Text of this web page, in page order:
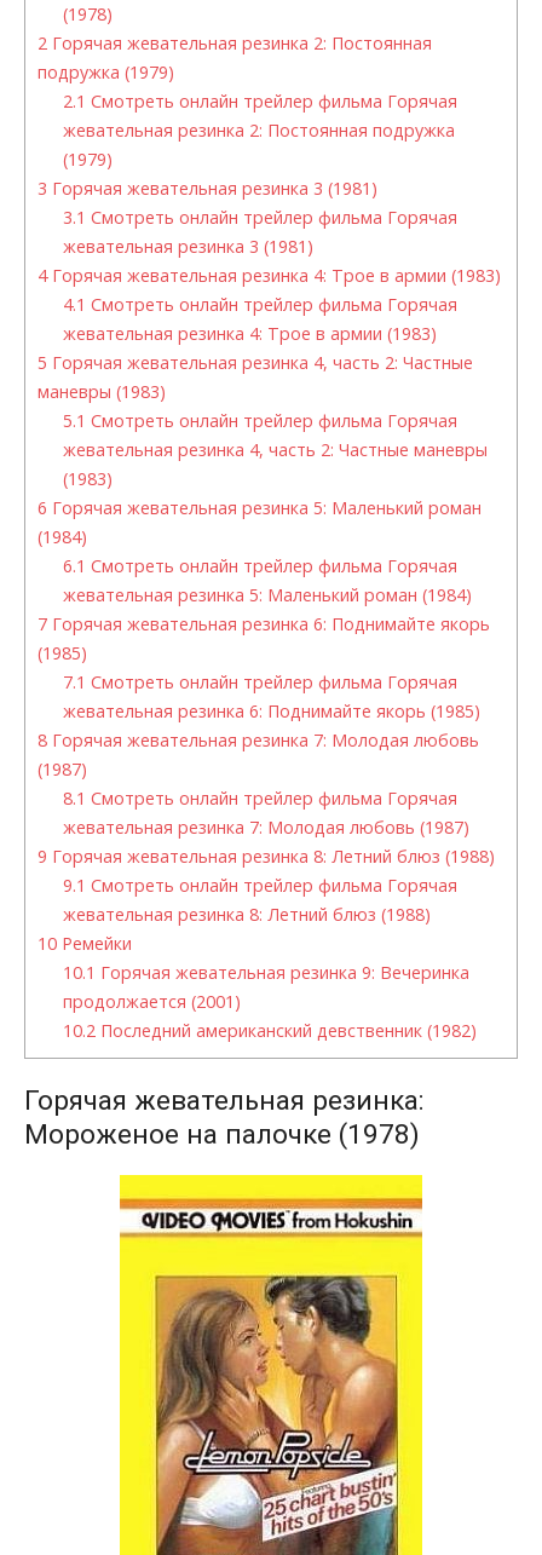
(1978)
2 Горячая жевательная резинка 2: Постоянная
подружка (1979)
2.1 Смотреть онлайн трейлер фильма Горячая
жевательная резинка 2: Постоянная подружка
(1979)
3 Горячая жевательная резинка 3 (1981)
3.1 Смотреть онлайн трейлер фильма Горячая
жевательная резинка 3 (1981)
4Горячая жевательная резинка 4: Трое в армии (1983)
4.1 Смотреть онлайн трейлер фильма Горячая
жевательная резинка 4: Трое в армии (1983)
5 Горячая жевательная резинка 4, часть 2: Частные
маневры (1983)
5.1 Смотреть онлайн трейлер фильма Горячая
жевательная резинка 4, часть 2: Частные маневры
(1983)
6 Горячая жевательная резинка 5: Маленький роман
(1984)
6.1 Смотреть онлайн трейлер фильма Горячая
жевательная резинка 5: Маленький роман (1984)
7 Горячая жевательная резинка 6: Поднимайте якорь
(1985)
7.1 Смотреть онлайн трейлер фильма Горячая
жевательная резинка 6: Поднимайте якорь (1985)
8 Горячая жевательная резинка 7: Молодая любовь
(1987)
8.1 Смотреть онлайн трейлер фильма Горячая
жевательная резинка 7: Молодая любовь (1987)
9 Горячая жевательная резинка 8: Летний блюз (1988)
9.1 Смотреть онлайн трейлер фильма Горячая
жевательная резинка 8: Летний блюз (1988)
10 Ремейки
10.1 Горячая жевательная резинка 9: Вечеринка
продолжается (2001)
10.2 Последний американский девственник (1982)
Горячая жевательная резинка:
Мороженое на палочке (1978)